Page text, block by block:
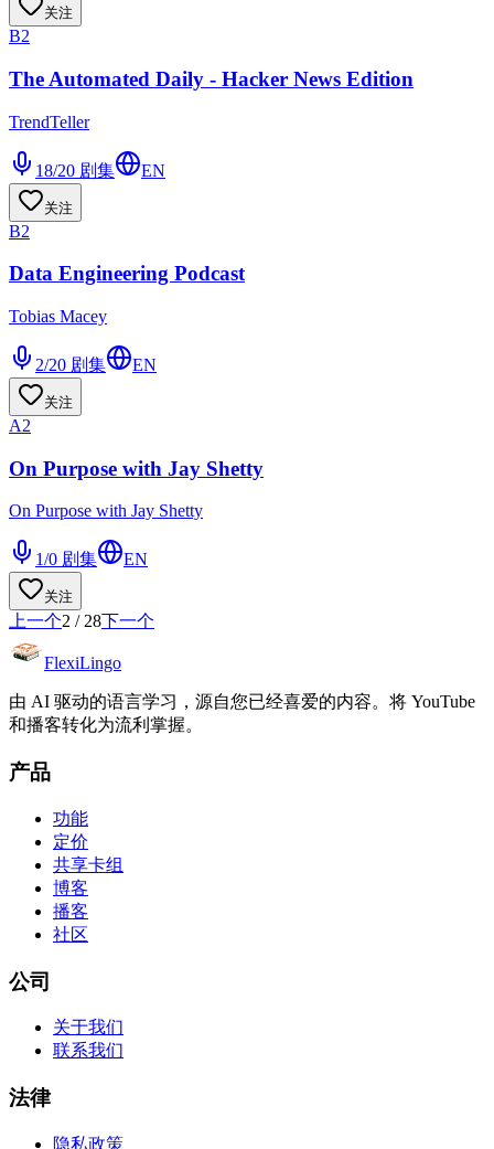
关注
B2
The Automated Daily - Hacker News Edition
TrendTeller
18/20 剧集 EN
关注
B2
Data Engineering Podcast
Tobias Macey
2/20 剧集 EN
关注
A2
On Purpose with Jay Shetty
On Purpose with Jay Shetty
1/0 剧集 EN
关注
上一个2 / 28下一个
FlexiLingo
由 AI 驱动的语言学习，源自您已经喜爱的内容。将 YouTube
和播客转化为流利掌握。
产品
功能
定价
共享卡组
博客
播客
社区
公司
关于我们
联系我们
法律
隐私政策